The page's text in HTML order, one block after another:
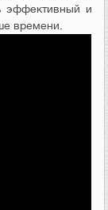
эффективный и
времени.